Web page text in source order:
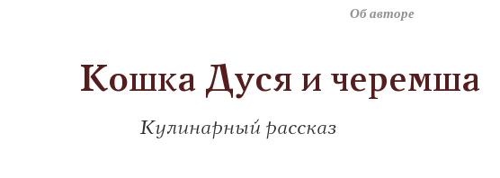
Об авторе
Кошка Дуся и черемша
Кулинарный рассказ